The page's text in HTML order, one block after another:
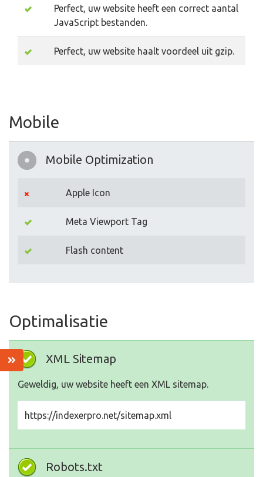
Perfect, uw website heeft een correct aantal
JavaScript bestanden.
Perfect, uw website haalt voordeel uit gzip.
Mobile
Mobile Optimization
Apple Icon
Meta Viewport Tag
Flash content
Optimalisatie
XML Sitemap
Geweldig, uw website heeft een XML sitemap.
https://indexerpro.net/sitemap.xml
Robots.txt